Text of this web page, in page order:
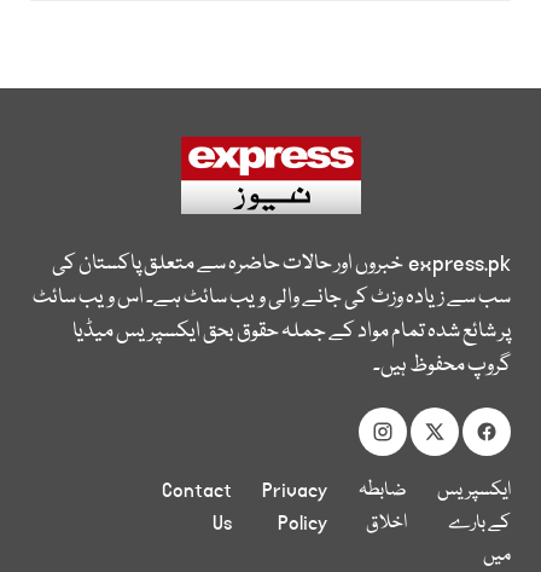
express.pkخبروں اور حالات حاضرہ سے متعلق پاکستان کی
سب سے زیادہ وزٹ کی جانے والی ویب سائٹ ہے۔ اس ویب سائٹ
پر شائع شدہ تمام مواد کے جملہ حقوق بحق ایکسپریس میڈیا
گروپ محفوظ ہیں۔
ایکسپریس
کے بارے
میں
ضابطہ
اخلاق
Privacy
Policy
Contact
Us